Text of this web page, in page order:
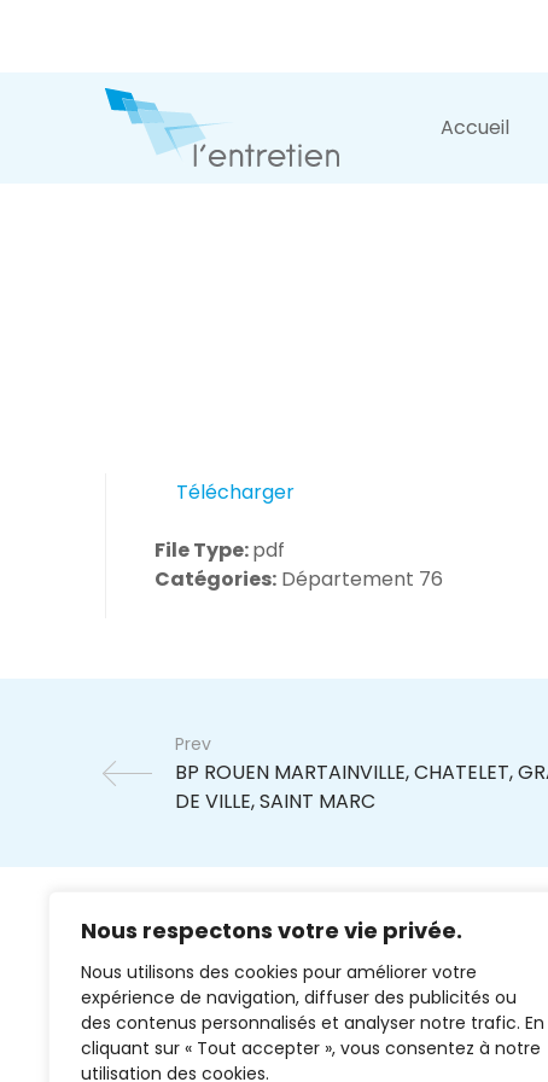
Nous respectons votre vie privée.
Nous utilisons des cookies pour améliorer votre
expérience de navigation, diffuser des publicités ou
des contenus personnalisés et analyser notre trafic. En
cliquant sur « Tout accepter », vous consentez à notre
utilisation des cookies.
Accueil
Télécharger
File Type:pdf
Catégories: Département 76
Prev
02 37 38 00 78